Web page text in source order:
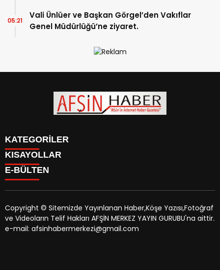
Vali Ünlüer ve Başkan Görgel’den Vakıflar
Genel Müdürlüğü’ne ziyaret.
05:21
KATEGORİLER
SİYASET
EĞİTİM
MAGAZİN
MANŞETLER
ÖZEL HABER
KISAYOLLAR
SİYASET
EĞİTİM
KÜLTÜR SANAT
MAGAZİN
MANŞETLER
E-BÜLTEN
afsinhaber.com e-bültenine abone olarak, tarafınıza haber,
duyuru ve kampanya içerikli e-postaların gönderilmesini
Copyright © Sitemizde Yayınlanan Haber,Köşe Yazısı,Fotoğraf
ve Videoların Telif Hakları AFŞİN MERKEZ YAYIN GURUBU'na aittir.
e-mail: afsinhabermerkezi@gmail.com